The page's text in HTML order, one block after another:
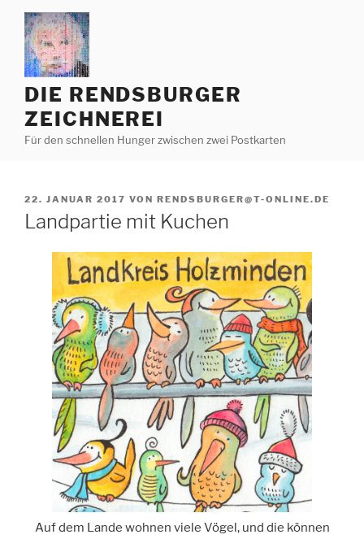
Zum
Inhalt
springen
DIE RENDSBURGER
ZEICHNEREI
Für den schnellen Hunger zwischen zwei Postkarten
VERÖFFENTLICHT
AM
22. JANUAR 2017 VON RENDSBURGER@T-ONLINE.DE
Landpartie mit Kuchen
Auf dem Lande wohnen viele Vögel, und die können